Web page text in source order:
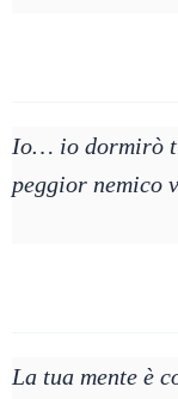
Io… io dormirò
peggior nemico
La tua mente è